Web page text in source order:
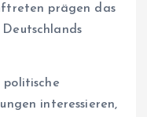
prägen das
politische
interessieren,